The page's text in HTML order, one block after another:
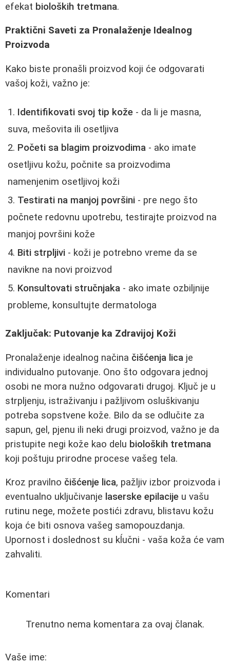
efekat bioloških tretmana.
Praktični Saveti za Pronalaženje Idealnog
Proizvoda
Kako biste pronašli proizvod koji će odgovarati
vašoj koži, važno je:
Identifikovati svoj tip kože - da li je masna,
suva, mešovita ili osetljiva
Početi sa blagim proizvodima - ako imate
osetljivu kožu, počnite sa proizvodima
namenjenim osetljivoj koži
Testirati na manjoj površini - pre nego što
počnete redovnu upotrebu, testirajte proizvod na
manjoj površini kože
Biti strpljivi - koži je potrebno vreme da se
navikne na novi proizvod
Konsultovati stručnjaka - ako imate ozbiljnije
probleme, konsultujte dermatologa
Zaključak: Putovanje ka Zdravijoj Koži
Pronalaženje idealnog načina čišćenja lica je
individualno putovanje. Ono što odgovara jednoj
osobi ne mora nužno odgovarati drugoj. Ključ je u
strpljenju, istraživanju i pažljivom osluškivanju
potreba sopstvene kože. Bilo da se odlučite za
sapun, gel, pjenu ili neki drugi proizvod, važno je da
pristupite negi kože kao delu bioloških tretmana
koji poštuju prirodne procese vašeg tela.
Kroz pravilno čišćenje lica, pažljiv izbor proizvoda i
eventualno uključivanje laserske epilacije u vašu
rutinu nege, možete postići zdravu, blistavu kožu
koja će biti osnova vašeg samopouzdanja.
Upornost i doslednost su kĺučni - vaša koža će vam
zahvaliti.
Komentari
Trenutno nema komentara za ovaj članak.
Vaše ime: